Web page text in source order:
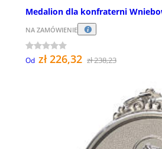
Medalion dla konfraterni
NA ZAMÓWIENIE
Od zł 226,32 zł 238,23